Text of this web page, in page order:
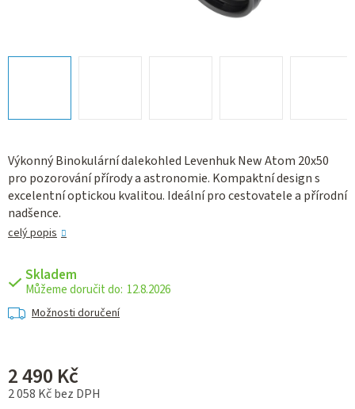
Výkonný Binokulární dalekohled Levenhuk New Atom 20x50
pro pozorování přírody a astronomie. Kompaktní design s
excelentní optickou kvalitou. Ideální pro cestovatele a přírodní
nadšence.
celý popis
Skladem
12.8.2026
Možnosti doručení
2 490 Kč
2 058 Kč bez DPH